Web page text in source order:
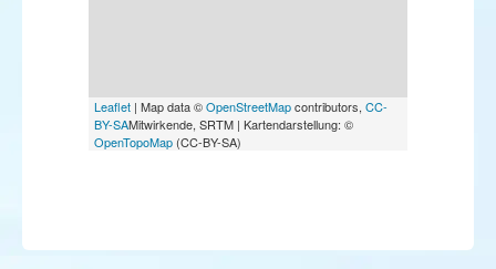
Leaflet | Map data ©OpenStreetMapcontributors, CC-
BY-SAMitwirkende, SRTM | Kartendarstellung: ©
OpenTopoMap (CC-BY-SA)